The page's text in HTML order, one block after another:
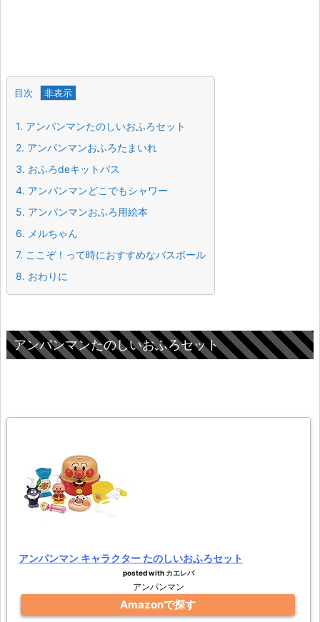
目次
1. アンパンマンたのしいおふろセット
2. アンパンマンおふろたまいれ
3. おふろdeキットパス
4. アンパンマンどこでもシャワー
5. アンパンマンおふろ用絵本
6. メルちゃん
7. ここぞ！って時におすすめなバスボール
8. おわりに
アンパンマンたのしいおふろセット
アンパンマン キャラクター たのしいおふろセット
posted with カエレバ
アンパンマン
Amazonで探す